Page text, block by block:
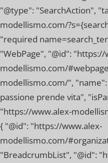
"@type": "SearchAction",
modellismo.com/
"required
"WebPage", "@id": "https://
modellismo.com/
modellismo.com/",
passione prende vita",
"https://www.alex-
{ "@id": "https://www.alex-
modellismo.com/
"BreadcrumbList", "@id":